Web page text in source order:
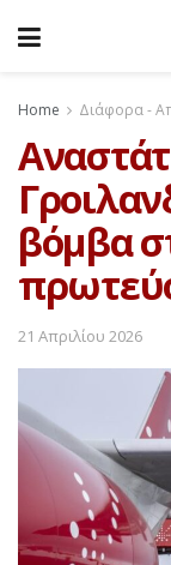
Home Διάφορα -
βόμβα
21 Απριλίου 2026